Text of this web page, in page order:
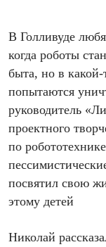
В Голливуде
когда роботы
быта, но в
попытаются
руководитель
проектного
по робототехнике
посвятил свою
этому детей
Николай